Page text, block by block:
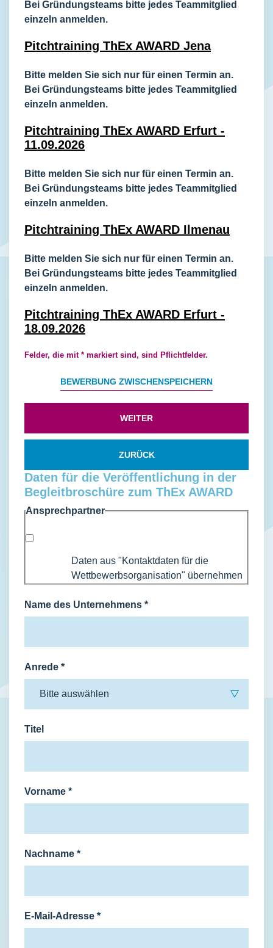
Bei Gründungsteams bitte jedes Teammitglied
einzeln anmelden.
Pitchtraining ThEx AWARD Jena
Bitte melden Sie sich nur für einen Termin an.
Bei Gründungsteams bitte jedes Teammitglied
einzeln anmelden.
Pitchtraining ThEx AWARD Erfurt -
11.09.2026
Bitte melden Sie sich nur für einen Termin an.
Bei Gründungsteams bitte jedes Teammitglied
einzeln anmelden.
Pitchtraining ThEx AWARD Ilmenau
Bitte melden Sie sich nur für einen Termin an.
Bei Gründungsteams bitte jedes Teammitglied
einzeln anmelden.
Pitchtraining ThEx AWARD Erfurt -
18.09.2026
Felder, die mit * markiert sind, sind Pflichtfelder.
WEITER
ZURÜCK
BEWERBUNG ZWISCHENSPEICHERN
Daten für die Veröffentlichung in der
Begleitbroschüre zum ThEx AWARD
Ansprechpartner
Daten aus "Kontaktdaten für die
Wettbewerbsorganisation" übernehmen
Name des Unternehmens *
Anrede *
Titel
Vorname *
Nachname *
E-Mail-Adresse *